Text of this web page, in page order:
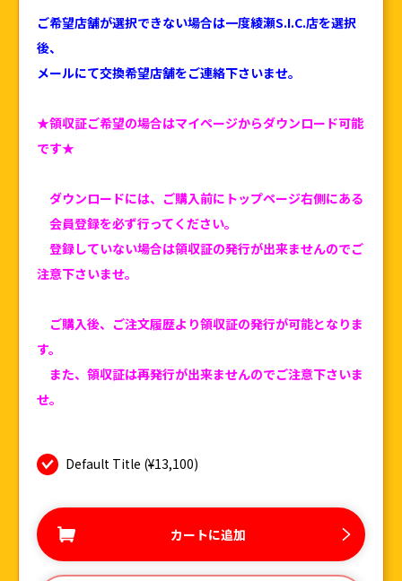
ご希望店舗が選択できない場合は一度綾瀬S.I.C.店を選択
後、
メールにて交換希望店舗をご連絡下さいませ。
★領収証ご希望の場合はマイページからダウンロード可能
です★
ダウンロードには、ご購入前にトップページ右側にある
会員登録を必ず行ってください。
登録していない場合は領収証の発行が出来ませんのでご
注意下さいませ。
ご購入後、ご注文履歴より領収証の発行が可能となりま
す。
また、領収証は再発行が出来ませんのでご注意下さいま
せ。
Default Title (¥13,100)
カートに追加